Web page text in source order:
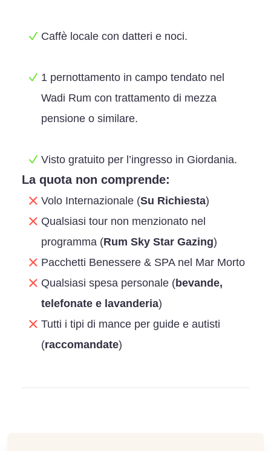
Caffè locale con datteri e noci.
1 pernottamento in campo tendato nel
Wadi Rum con trattamento di mezza
pensione o similare.
Visto gratuito per l’ingresso in Giordania.
La quota non comprende:
Volo Internazionale (Su Richiesta)
Qualsiasi tour non menzionato nel
programma (Rum Sky Star Gazing)
Pacchetti Benessere & SPA nel Mar Morto
Qualsiasi spesa personale (bevande,
telefonate e lavanderia)
Tutti i tipi di mance per guide e autisti
(raccomandate)